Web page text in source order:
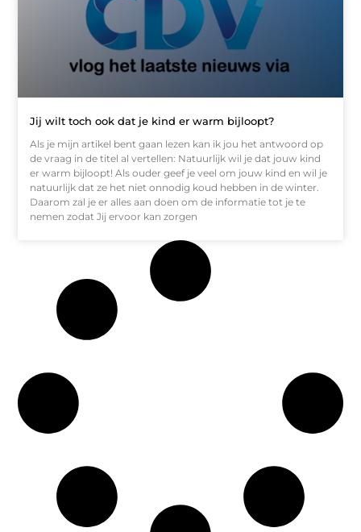
Jij wilt toch ook dat je kind er warm bijloopt?
Als je mijn artikel bent gaan lezen kan ik jou het antwoord op
de vraag in de titel al vertellen: Natuurlijk wil je dat jouw kind
er warm bijloopt! Als ouder geef je veel om jouw kind en wil je
natuurlijk dat ze het niet onnodig koud hebben in de winter.
Daarom zal je er alles aan doen om de informatie tot je te
nemen zodat Jij ervoor kan zorgen